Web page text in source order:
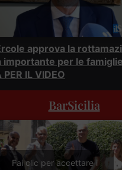
approva la
importante per le
PER IL VIDEO
BarSicilia
Fai clic per accettare i